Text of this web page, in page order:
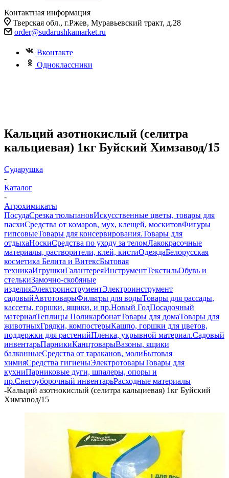
Контактная информация
Тверская обл., г.Ржев, Муравьевский тракт, д.28
order@sudarushkamarket.ru
Вконтакте
Одноклассники
Кальций азотнокислый (селитра
кальциевая) 1кг Буйский Химзавод/15
Сударушка
-
Каталог
-
Агрохимикаты
ПосудаСрезка тюльпановИскусственные цветы, товары для
пасхиСредства от комаров, мух, клещей, москитовФигуры
гипсовыеТовары для консервирования.Товары для
отдыхаНоскиСредства по уходу за теломЛакокрасочные
материалы, растворители, клей, кистиОдеждаБелорусская
косметика Белита и ВитексБытовая
техникаИгрушкиГалантереяИнструментТекстильОбувь и
стелькиЗамочно-скобяные
изделияЭлектроинструментЭлектроинструмент
садовыйАвтотоварыФильтры для водыТовары для рассады,
кассеты, горшки, ящики, и пр.Новый ГодПосадочный
материалТеплицы ПоликарбонатТовары для домаТовары для
животныхГрядки, компостерыКашпо, горшки для цветов,
поддержки для растенийПленка, укрывной материал.Садовый
инвентарьПарникиКанцтоварыВазоны, ящики
балконныеСредства от тараканов, молиБытовая
химияСредства гигиеныЭлектротоварыТовары для
кухниПарниковые дуги, шпалеры, опоры и
пр.Снегоуборочный инвентарьРасходные материалы
-Кальций азотнокислый (селитра кальциевая) 1кг Буйский
Химзавод/15